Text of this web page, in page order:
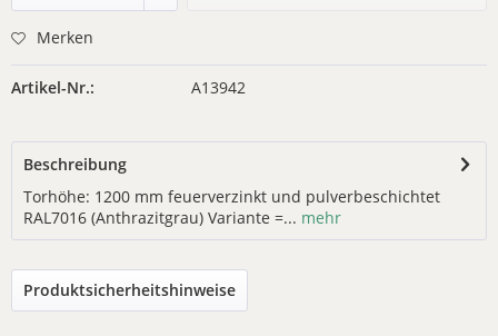
Merken
Artikel-Nr.: A13942
Beschreibung
Torhöhe: 1200 mm feuerverzinkt und pulverbeschichtet
RAL7016 (Anthrazitgrau) Variante =... mehr
Produktsicherheitshinweise